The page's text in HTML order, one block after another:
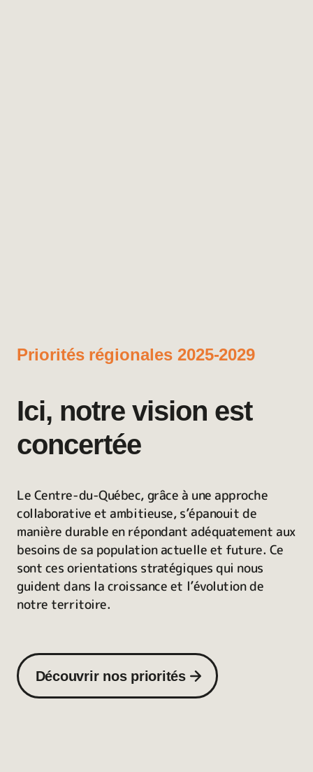
Priorités régionales 2025-2029
Ici, notre vision est
concertée
Le Centre-du-Québec, grâce à une approche
collaborative et ambitieuse, s’épanouit de
manière durable en répondant adéquatement aux
besoins de sa population actuelle et future. Ce
sont ces orientations stratégiques qui nous
guident dans la croissance et l’évolution de
notre territoire.
Découvrir nos priorités